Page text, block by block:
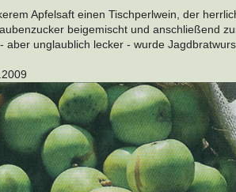
Apfelsaft einen Tischperlwein, der
beigemischt und anschließend
aber unglaublich lecker - wurde